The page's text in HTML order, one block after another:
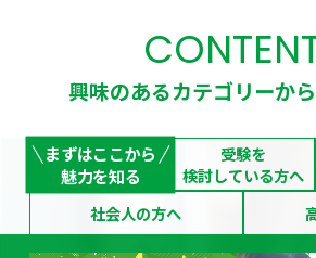
令和８年度東京都公立学校教員採用候補
用）第一次選考の正答・配点を公開しま
2026/07/01
教育Festa！」を開催いたします！
NEW
2026/06/24
大学2・3年生を主な対象としたオンラ
イブ配信を開始しました。
興味のあるカテゴリーか
まずはここから
魅力を知る
受験を
検討している方へ
社会人の方へ